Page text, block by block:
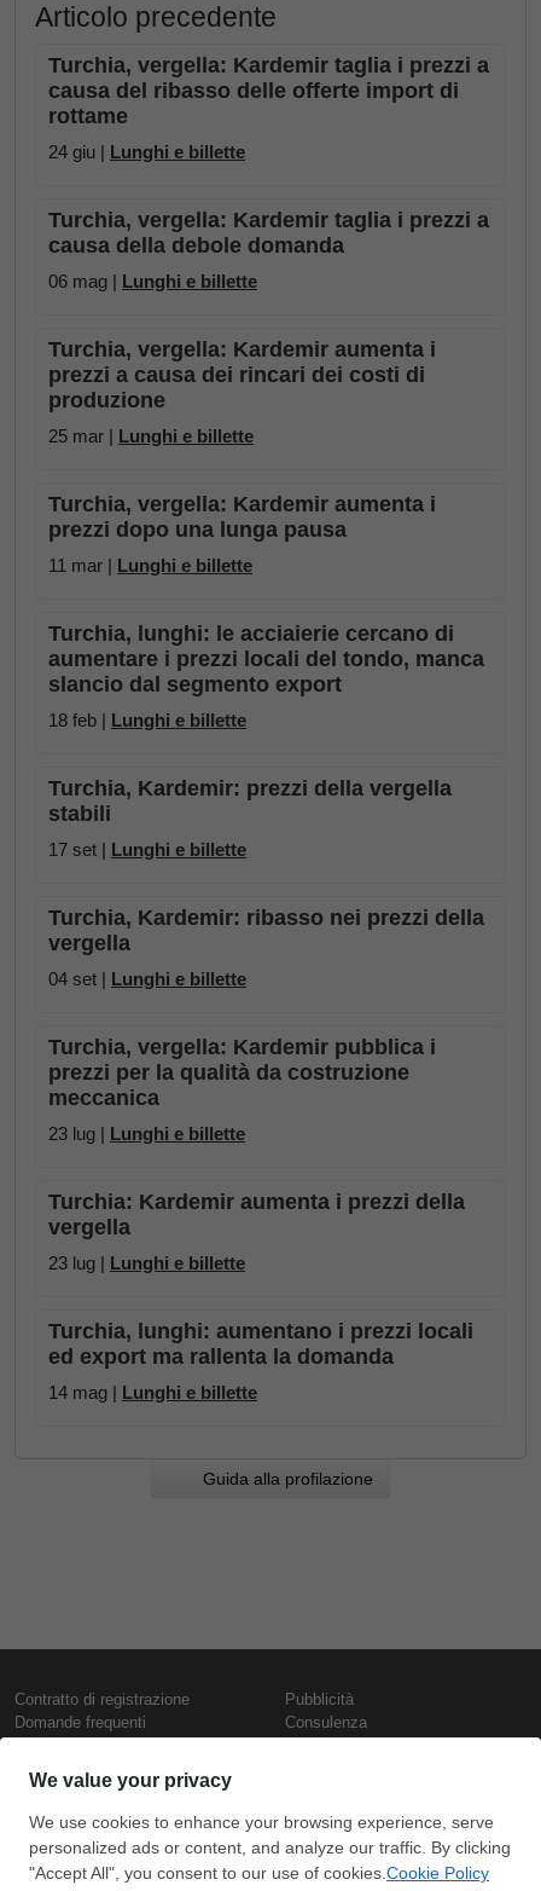
Articolo precedente
Turchia, vergella: Kardemir taglia i prezzi a
causa del ribasso delle offerte import di
rottame
24 giu | Lunghi e billette
Turchia, vergella: Kardemir taglia i prezzi a
causa della debole domanda
06 mag | Lunghi e billette
Turchia, vergella: Kardemir aumenta i
prezzi a causa dei rincari dei costi di
produzione
25 mar | Lunghi e billette
Turchia, vergella: Kardemir aumenta i
prezzi dopo una lunga pausa
11 mar | Lunghi e billette
Turchia, lunghi: le acciaierie cercano di
aumentare i prezzi locali del tondo, manca
slancio dal segmento export
18 feb | Lunghi e billette
Turchia, Kardemir: prezzi della vergella
stabili
17 set | Lunghi e billette
Turchia, Kardemir: ribasso nei prezzi della
vergella
04 set | Lunghi e billette
Turchia, vergella: Kardemir pubblica i
prezzi per la qualità da costruzione
meccanica
23 lug | Lunghi e billette
Turchia: Kardemir aumenta i prezzi della
vergella
23 lug | Lunghi e billette
Turchia, lunghi: aumentano i prezzi locali
ed export ma rallenta la domanda
14 mag | Lunghi e billette
Guida alla profilazione
Contratto di registrazione
Domande frequenti
Presentazione
Contattaci
Termini di utilizzo
Politica di riservatezza
Pubblicità
Consulenza